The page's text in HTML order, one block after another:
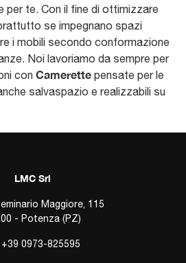
per te. Con il fine di ottimizzare
se impegnano spazi
i mobili secondo conformazione
Noi lavoriamo da sempre per
con Camerette pensate per le
salvaspazio e realizzabili su
LMC Srl
Maggiore, 115
- Potenza (PZ)
+39 0973-825595